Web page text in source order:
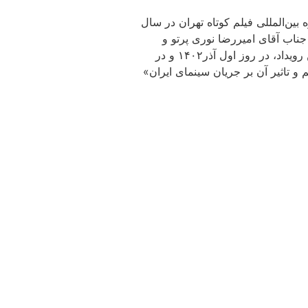
فیلم کوتاه تهران در سال
آقای امیررضا نوری پرتو و
جناب آقای آرش خوشخو انجام گرفت که برگزیدگان این آثار مشخص و در مراسم اختتامیه مورد تقدیر قرار گرفتند . مراسم اختتامیه این رویداد، در روز اول آذر۱۴۰۲ و در
تاثیر آن بر جریان سینمای ایران»